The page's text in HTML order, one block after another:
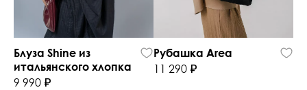
Блуза Shine из
итальянского хлопка
9 990 ₽
Рубашка Area
11 290 ₽